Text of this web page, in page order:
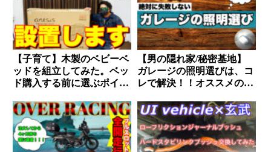
【子育て】木製のベビーベ
ッドを組立してみた。ベッ
ド購入する前に選ぶポイン
【男の隠れ家/秘密基地】
ガレージの照明選びは、コ
レで解決！！オススメの照
教えます。